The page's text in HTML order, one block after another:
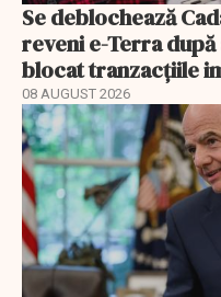
Se deblochează
reveni e-Terra
blocat tranzacțiile
08 AUGUST 2026